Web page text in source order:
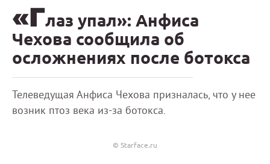
«Глаз упал»: Анфиса
Чехова сообщила об
осложнениях после ботокса
Телеведущая Анфиса Чехова призналась, что у нее
возник птоз века из-за ботокса.
© Starface.ru